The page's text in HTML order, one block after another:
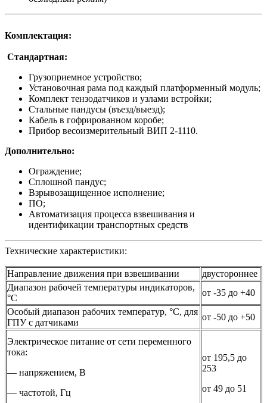
Комплектация:
Стандартная:
Грузоприемное устройство;
Установочная рама под каждый платформенный модуль;
Комплект тензодатчиков и узлами встройки;
Стальные пандусы (въезд/выезд);
Кабель в гофрированном коробе;
Прибор весоизмерительный ВИП 2-1110.
Дополнительно:
Ограждение;
Сплошной пандус;
Взрывозащищенное исполнение;
ПО;
Автоматизация процесса взвешивания и
идентификации транспортных средств
Технические характеристики:
Направление движения при взвешивании
двустороннее
Диапазон рабочей температуры индикаторов,
°С
от -35 до +40
Особый диапазон рабочих температур, °С, для
ГПУ с датчиками
от -50 до +50
Электрическое питание от сети переменного
тока:
— напряжением, В
— частотой, Гц
от 195,5 до
253
от 49 до 51